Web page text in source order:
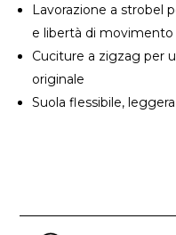
Lavorazione a strobel
e libertà di movimento
Cuciture a zigzag per
originale
Suola flessibile,